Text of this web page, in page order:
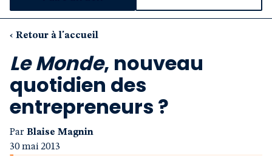
Nos propositions
Notre revue
Boutique
‹ Retour à l'accueil
Le Monde, nouveau
quotidien des
entrepreneurs ?
Par Blaise Magnin
30 mai 2013